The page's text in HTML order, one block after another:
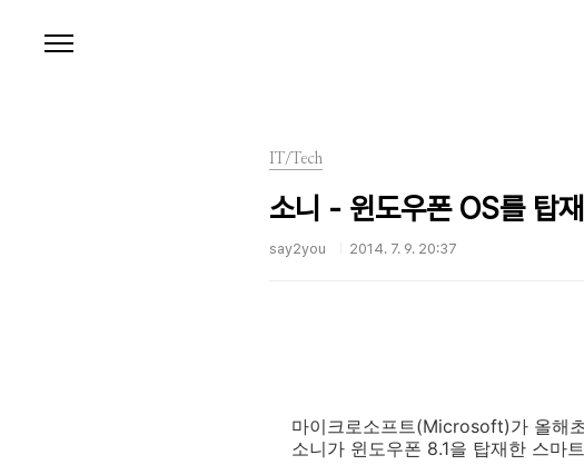
IT/Tech
소니 - 윈도우폰 OS를 탑
say2you 2014. 7. 9. 20:37
마이크로소프트(Microsoft)가 올해
소니가 윈도우폰 8.1을 탑재한 스마